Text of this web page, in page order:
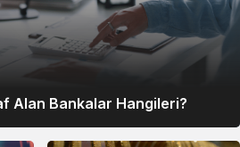
3,58 3,38 3,66
0,079404 0,083100
Alan Bankalar Hangileri?